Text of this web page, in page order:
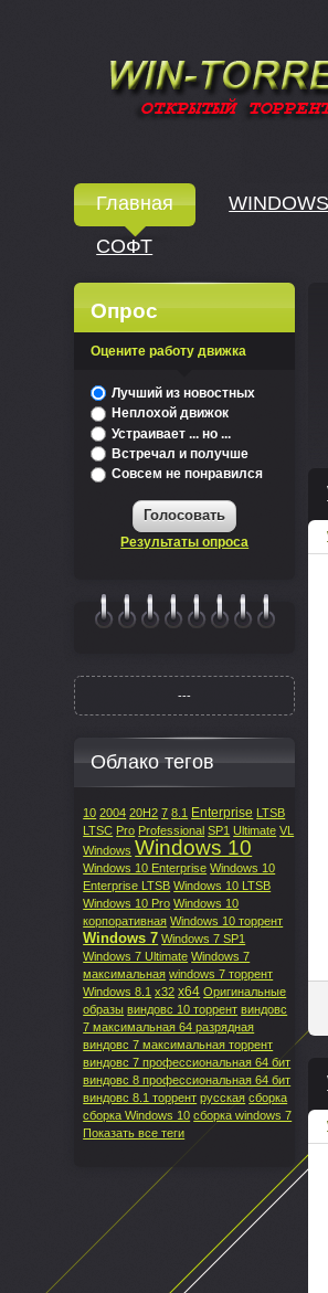
Главная
СОФТ
Опрос
Оцените работу движка
Лучший из новостных
Неплохой движок
Устраивает ... но ...
Встречал и получше
Совсем не понравился
Голосовать
Результаты опроса
---
Облако тегов
10 2004 20H2 7 8.1 Enterprise LTSB
LTSC Pro Professional SP1 Ultimate VL
Windows Windows 10
Windows 10 Enterprise Windows 10
Enterprise LTSB Windows 10 LTSB
Windows 10 Pro Windows 10
корпоративная Windows 10 торрент
Windows 7 Windows 7 SP1
Windows 7 Ultimate Windows 7
максимальная windows 7 торрент
Windows 8.1 x32 x64 Оригинальные
образы виндовс 10 торрент виндовс
7 максимальная 64 разрядная
виндовс 7 максимальная торрент
виндовс 7 профессиональная 64 бит
виндовс 8 профессиональная 64 бит
виндовс 8.1 торрент русская сборка
сборка Windows 10 сборка windows 7
Показать все теги